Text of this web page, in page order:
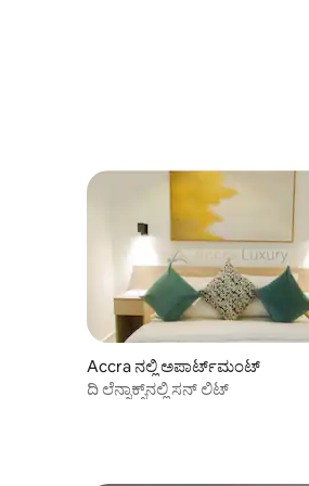
Accra ನಲ್ಲಿ ಅಪಾರ್ಟ್‌ಮಂಟ್
ದಿ ಲೆನ್ನಾಕ್ಸ್‌ನಲ್ಲಿ ಸನ್ ಲಿಟ್